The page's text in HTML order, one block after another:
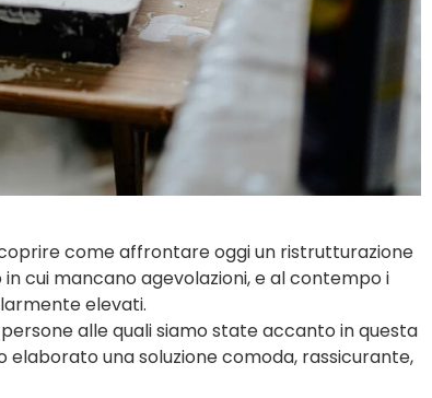
come affrontare oggi un ristrutturazione
cui mancano agevolazioni, e al contempo i
elevati.
alle quali siamo state accanto in questa
una soluzione comoda, rassicurante,